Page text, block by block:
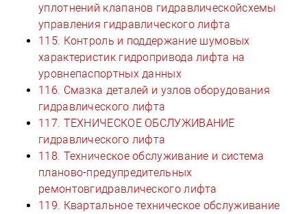
уплотнений клапанов гидравлическойсхемы
управления гидравлического лифта
115. Контроль и поддержание шумовых
характеристик гидропривода лифта на
уровнепаспортных данных
116. Смазка деталей и узлов оборудования
гидравлического лифта
117. ТЕХНИЧЕСКОЕ ОБСЛУЖИВАНИЕ
гидравлического лифта
118. Техническое обслуживание и система
планово-предупредительных
ремонтовгидравлического лифта
119. Квартальное техническое обслуживание